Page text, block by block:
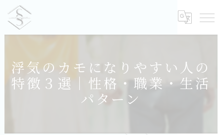
浮気のカモになりやすい人の
特徴３選｜性格・職業・生活
パターン